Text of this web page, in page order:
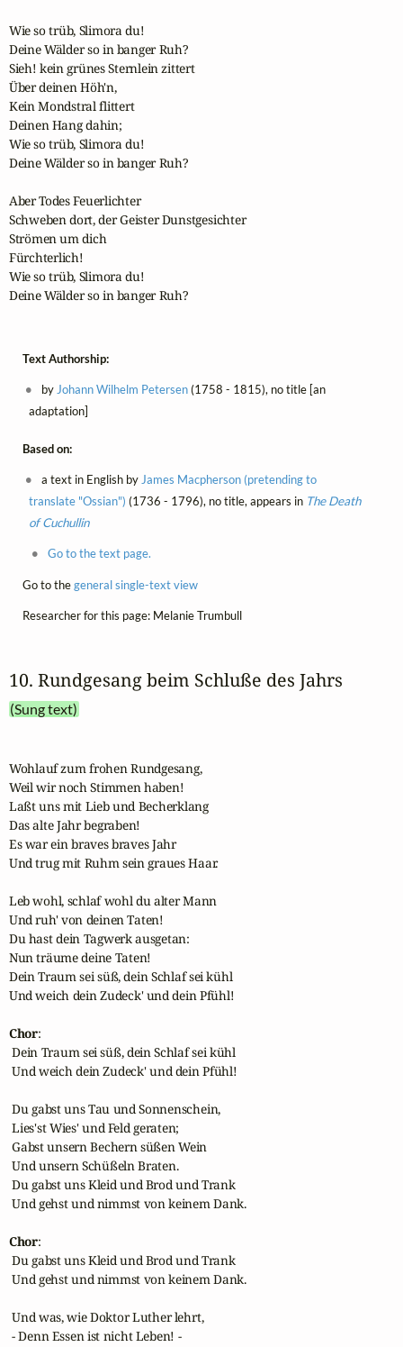
Wie so trüb, Slimora du!
Deine Wälder so in banger Ruh?
Sieh! kein grünes Sternlein zittert
Über deinen Höh'n,
Kein Mondstral flittert
Deinen Hang dahin;
Wie so trüb, Slimora du!
Deine Wälder so in banger Ruh?
Aber Todes Feuerlichter
Schweben dort, der Geister Dunstgesichter
Strömen um dich
Fürchterlich!
Wie so trüb, Slimora du!
Deine Wälder so in banger Ruh?
Text Authorship:
by Johann Wilhelm Petersen(1758 - 1815), no title [an
adaptation]
Based on:
a text in English byJames Macpherson (pretending to
translate "Ossian") (1736 - 1796), no title, appears in The Death
of Cuchullin
Go to the text page.
Go to thegeneral single-text view
Researcher for this page: Melanie Trumbull
10. Rundgesang beim Schluße des Jahrs
(Sung text)
Wohlauf zum frohen Rundgesang,
Weil wir noch Stimmen haben!
Laßt uns mit Lieb und Becherklang
Das alte Jahr begraben!
Es war ein braves braves Jahr
Und trug mit Ruhm sein graues Haar.
Leb wohl, schlaf wohl du alter Mann
Und ruh' von deinen Taten!
Du hast dein Tagwerk ausgetan:
Nun träume deine Taten!
Dein Traum sei süß, dein Schlaf sei kühl
Und weich dein Zudeck' und dein Pfühl!
Chor:
Dein Traum sei süß, dein Schlaf sei kühl
Und weich dein Zudeck' und dein Pfühl!
Du gabst uns Tau und Sonnenschein,
Lies'st Wies' und Feld geraten;
Gabst unsern Bechern süßen Wein
Und unsern Schüßeln Braten.
Du gabst uns Kleid und Brod und Trank
Und gehst und nimmst von keinem Dank.
Chor:
Du gabst uns Kleid und Brod und Trank
Und gehst und nimmst von keinem Dank.
Und was, wie Doktor Luther lehrt,
- Denn Essen ist nicht Leben! -